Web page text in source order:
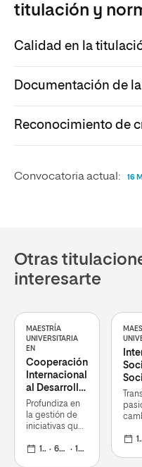
titulación y
Calidad en la
Documentación de
Reconocimiento de
Convocatoria actual: 16
Otras
interesarte
MAESTRÍA
UNIVERSITARIA
EN
Cooperación
Internacional
al Desarrollo:
Gestión y
Dirección de
Proyectos
Profundiza en
la gestión de
iniciativas que
desarrollo
12 meses 60 ECTS 19 oct 2026
del
12 meses